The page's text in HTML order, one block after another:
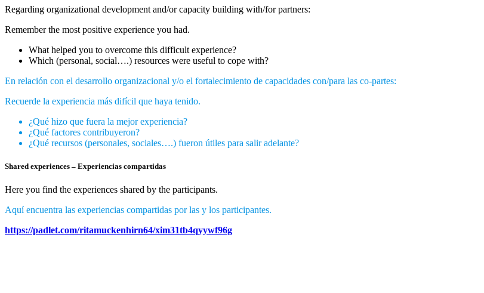
Regarding organizational development and/or capacity building with/for partners:
Remember the most positive experience you had.
What helped you to overcome this difficult experience?
Which (personal, social….) resources were useful to cope with?
En relación con el desarrollo organizacional y/o el fortalecimiento de capacidades con/para las co-partes:
Recuerde la experiencia más difícil que haya tenido.
¿Qué hizo que fuera la mejor experiencia?
¿Qué factores contribuyeron?
¿Qué recursos (personales, sociales….) fueron útiles para salir adelante?
Shared experiences – Experiencias compartidas
Here you find the experiences shared by the participants.
Aquí encuentra las experiencias compartidas por las y los participantes.
https://padlet.com/ritamuckenhirn64/xim31tb4qyywf96g